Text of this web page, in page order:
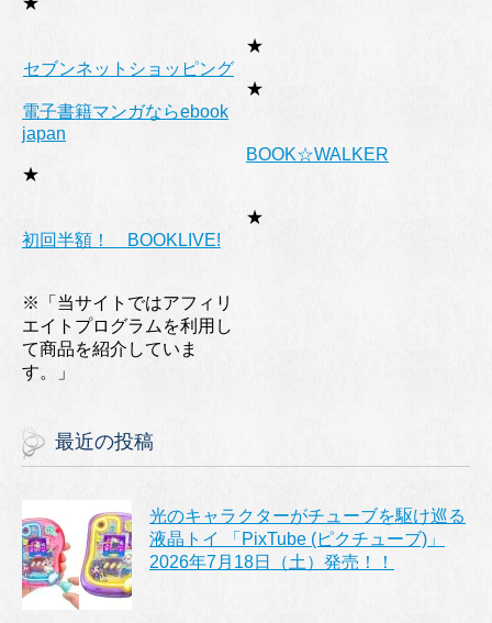
★
セブンネットショッピング
★
電子書籍マンガならebook
japan
★
BOOK☆WALKER
★
初回半額！ BOOKLIVE!
※「当サイトではアフィリ
エイトプログラムを利用し
て商品を紹介していま
す。」
最近の投稿
光のキャラクターがチューブを駆け巡る
液晶トイ 「PixTube (ピクチューブ)」
2026年7月18日（土）発売！！